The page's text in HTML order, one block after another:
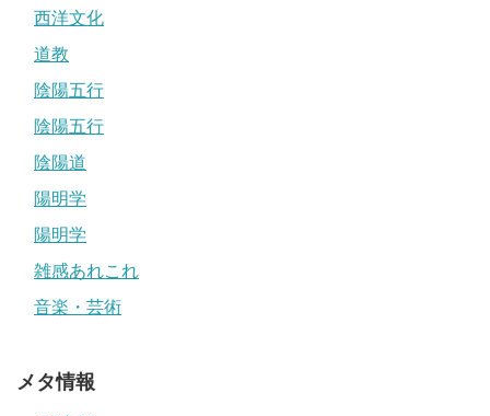
西洋文化
道教
陰陽五行
陰陽五行
陰陽道
陽明学
陽明学
雑感あれこれ
音楽・芸術
メタ情報